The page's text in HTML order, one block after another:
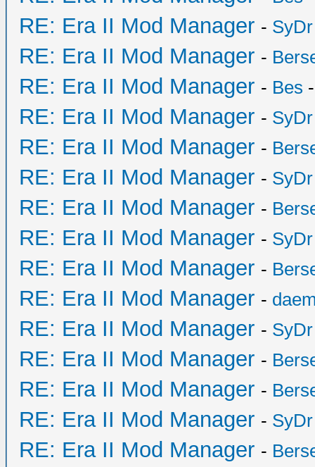
RE: Era II Mod Manager - SyDr
RE: Era II Mod Manager -
RE: Era II Mod Manager - Bes
RE: Era II Mod Manager - SyDr
RE: Era II Mod Manager -
RE: Era II Mod Manager - SyDr
RE: Era II Mod Manager -
RE: Era II Mod Manager - SyDr
RE: Era II Mod Manager -
RE: Era II Mod Manager -
RE: Era II Mod Manager - SyDr
RE: Era II Mod Manager -
RE: Era II Mod Manager -
RE: Era II Mod Manager - SyDr
RE: Era II Mod Manager -